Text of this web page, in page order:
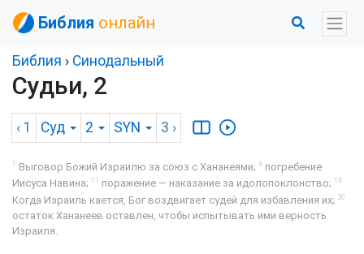
Библия онлайн
Библия › Синодальный
Судьи, 2
‹ 1 Суд 2 SYN 3 ›
1 Выговор Божий Израилю за союз с Хананеями; 6 погребение
Иисуса Навина; 11 поражение — наказание за идолопоклонство; 16
Когда Израиль кается, Бог воздвигает судей для избавления их; 20
остаток Хананеев оставлен, чтобы испытывать ими верность
Израиля.